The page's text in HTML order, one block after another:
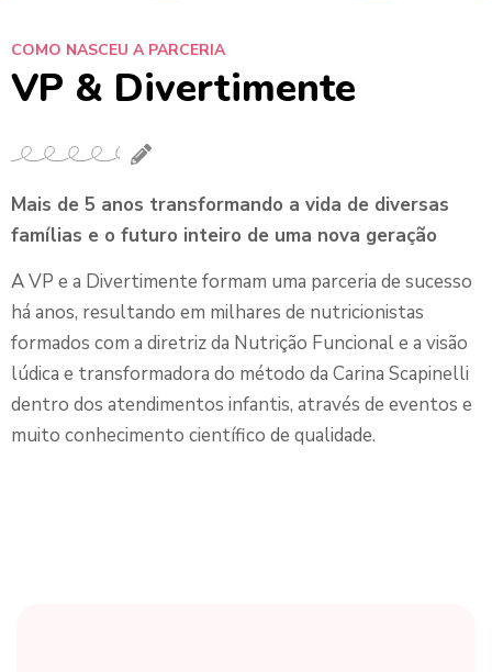
COMO NASCEU A PARCERIA
VP & Divertimente
Mais de 5 anos transformando a vida de diversas
famílias e o futuro inteiro de uma nova geração
A VP e a Divertimente formam uma parceria de sucesso
há anos, resultando em milhares de nutricionistas
formados com a diretriz da Nutrição Funcional e a visão
lúdica e transformadora do método da Carina Scapinelli
dentro dos atendimentos infantis, através de eventos e
muito conhecimento científico de qualidade.